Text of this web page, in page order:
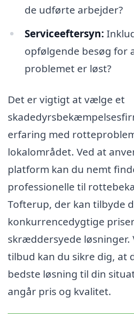
de udførte arbejder?
Serviceeftersyn:
opfølgende besøg for
problemet er løst?
Det er vigtigt at vælge et
erfaring med
lokalområdet. Ved at
platform kan du nemt
professionelle til
Tofterup, der kan tilbyde
konkurrencedygtige
skræddersyede løsninger.
tilbud kan du sikre dig, at
bedste løsning til din
angår pris og kvalitet.